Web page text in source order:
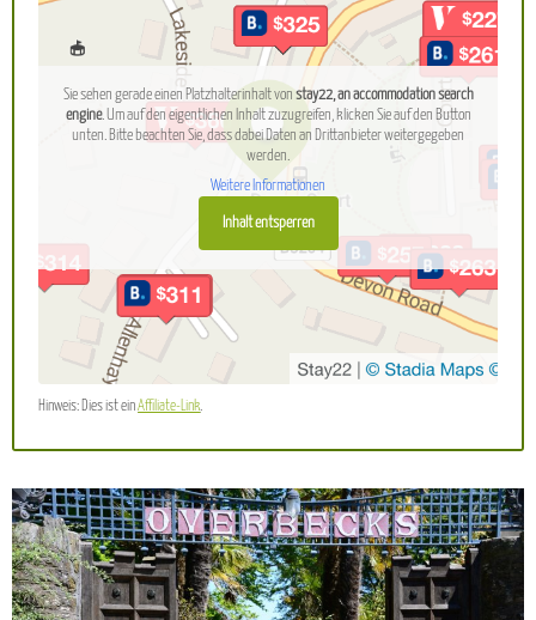
Sie sehen gerade einen Platzhalterinhalt von stay22, an accommodation search
engine. Um auf den eigentlichen Inhalt zuzugreifen, klicken Sie auf den Button
unten. Bitte beachten Sie, dass dabei Daten an Drittanbieter weitergegeben
werden.
Weitere Informationen
Inhalt entsperren
Hinweis: Dies ist einAffiliate-Link.